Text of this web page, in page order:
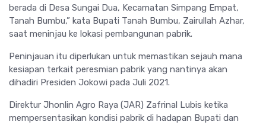
berada di Desa Sungai Dua, Kecamatan Simpang Empat,
Tanah Bumbu,” kata Bupati Tanah Bumbu, Zairullah Azhar,
saat meninjau ke lokasi pembangunan pabrik.
Peninjauan itu diperlukan untuk memastikan sejauh mana
kesiapan terkait peresmian pabrik yang nantinya akan
dihadiri Presiden Jokowi pada Juli 2021.
Direktur Jhonlin Agro Raya (JAR) Zafrinal Lubis ketika
mempersentasikan kondisi pabrik di hadapan Bupati dan